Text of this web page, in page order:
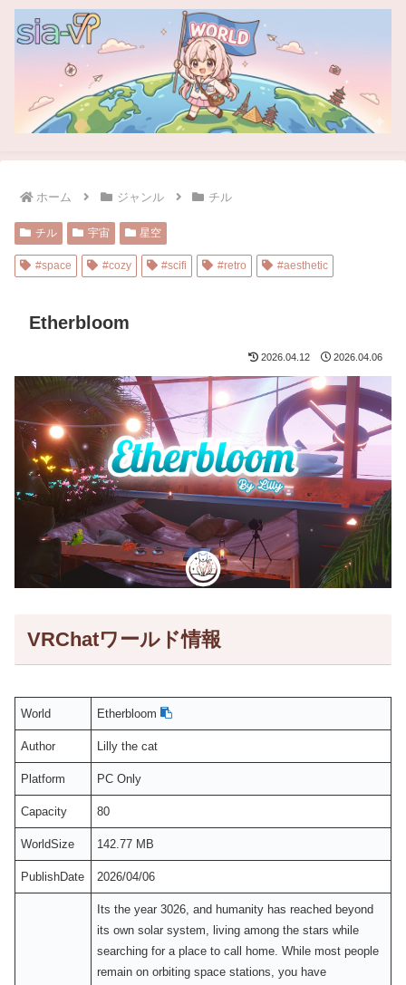
ホーム ジャンル チル
チル 宇宙 星空
#space #cozy #scifi #retro #aesthetic
Etherbloom
2026.04.12 2026.04.06
VRChatワールド情報
World Etherbloom
Author Lilly the cat
Platform PC Only
Capacity 80
WorldSize 142.77 MB
PublishDate 2026/04/06
Its the year 3026, and humanity has reached beyond
its own solar system, living among the stars while
searching for a place to call home. While most people
remain on orbiting space stations, you have